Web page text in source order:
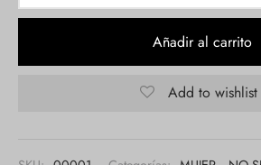
Añadir al carrito
Add to wishlist